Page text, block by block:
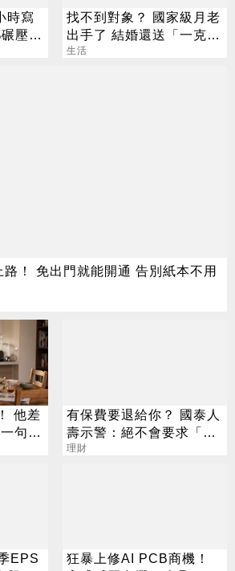
時寫
壓標
找不到對象？ 國家級月老
出手了 結婚還送「一克拉
鑽戒」
生活
！ 免出門就能開通 告別紙本不用
他差
句話
有保費要退給你？ 國泰人
壽示警：絕不會要求「這
2事」
理財
EPS
狂暴上修AI PCB商機！